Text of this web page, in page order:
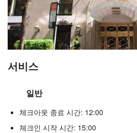
서비스
일반
체크아웃 종료 시간: 12:00
체크인 시작 시간: 15:00